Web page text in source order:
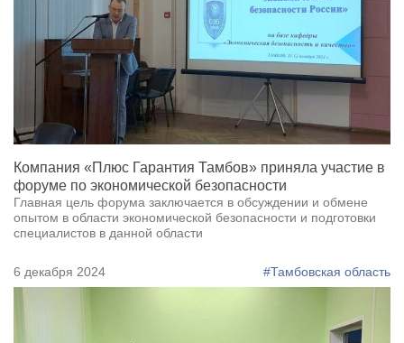
Компания «Плюс Гарантия Тамбов» приняла участие в
форуме по экономической безопасности
Главная цель форума заключается в обсуждении и обмене
опытом в области экономической безопасности и подготовки
специалистов в данной области
6 декабря 2024 #Тамбовская область